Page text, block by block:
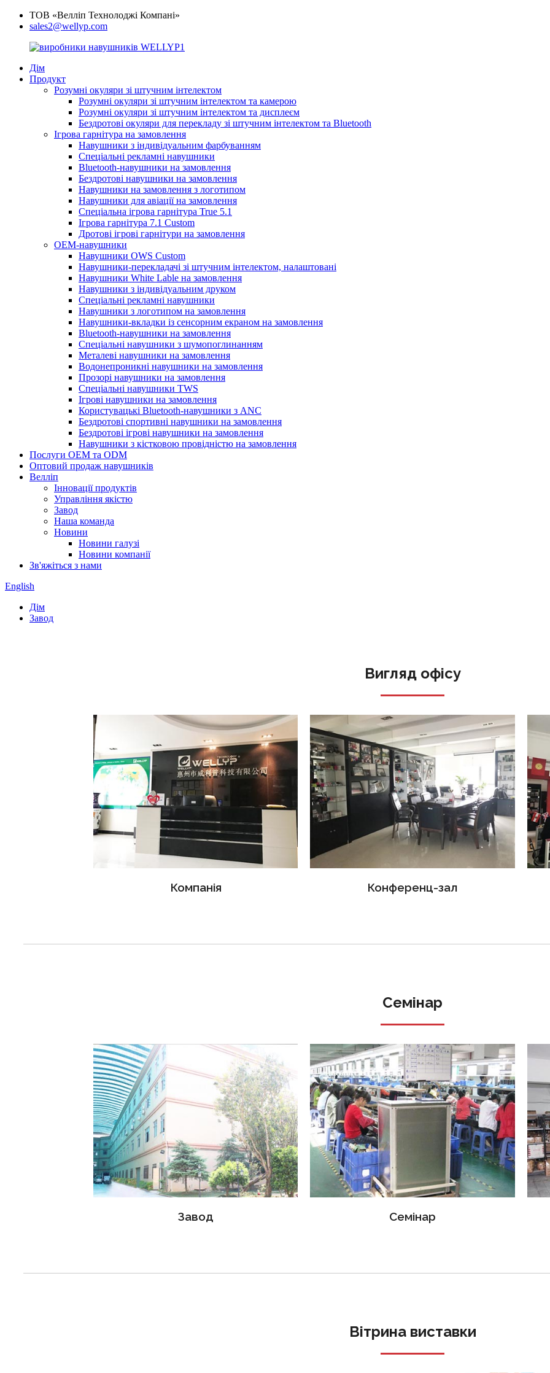
ТОВ «Велліп Технолоджі Компані»
sales2@wellyp.com
Дім
Продукт
Розумні окуляри зі штучним інтелектом
Розумні окуляри зі штучним інтелектом та камерою
Розумні окуляри зі штучним інтелектом та дисплеєм
Бездротові окуляри для перекладу зі штучним інтелектом та Bluetooth
Ігрова гарнітура на замовлення
Навушники з індивідуальним фарбуванням
Спеціальні рекламні навушники
Bluetooth-навушники на замовлення
Бездротові навушники на замовлення
Навушники на замовлення з логотипом
Навушники для авіації на замовлення
Спеціальна ігрова гарнітура True 5.1
Ігрова гарнітура 7.1 Custom
Дротові ігрові гарнітури на замовлення
OEM-навушники
Навушники OWS Custom
Навушники-перекладачі зі штучним інтелектом, налаштовані
Навушники White Lable на замовлення
Навушники з індивідуальним друком
Спеціальні рекламні навушники
Навушники з логотипом на замовлення
Навушники-вкладки із сенсорним екраном на замовлення
Bluetooth-навушники на замовлення
Спеціальні навушники з шумопоглинанням
Металеві навушники на замовлення
Водонепроникні навушники на замовлення
Прозорі навушники на замовлення
Спеціальні навушники TWS
Ігрові навушники на замовлення
Користувацькі Bluetooth-навушники з ANC
Бездротові спортивні навушники на замовлення
Бездротові ігрові навушники на замовлення
Навушники з кістковою провідністю на замовлення
Послуги OEM та ODM
Оптовий продаж навушників
Велліп
Інновації продуктів
Управління якістю
Завод
Наша команда
Новини
Новини галузі
Новини компанії
Зв'яжіться з нами
English
Дім
Завод
Вигляд офісу
Компанія Конференц-зал
Семінар
Завод Семінар
Вітрина виставки